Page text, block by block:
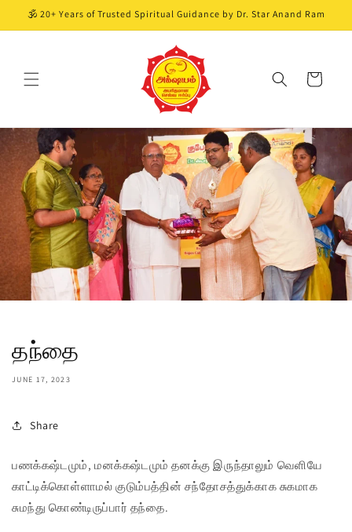
Skip to
🕉️ 20+ Years of Trusted Spiritual Guidance by Dr. Star Anand Ram
Cart
தந்தை
JUNE 17, 2023
Share
பணக்கஷ்டமும், மனக்கஷ்டமும் தனக்கு இருந்தாலும் வெளியே
காட்டிக்கொள்ளாமல் குடும்பத்தின் சந்தோசத்துக்காக சுகமாக
சுமந்து கொண்டிருப்பார் தந்தை.